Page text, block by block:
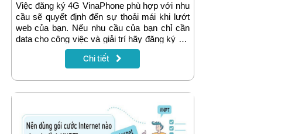
Việc đăng ký 4G VinaPhone phù hợp với nhu
cầu sẽ quyết định đến sự thoải mái khi lướt
web của bạn. Nếu nhu cầu của bạn chỉ cần
data cho công việc và giải trí hãy đăng ký gói
DT90 VinaPhone ngay hôm nay. Với
90.000đ/ tháng bạn có ngay 15GB dung
ngày mà không phát sinh thêm phí.
Chi tiết